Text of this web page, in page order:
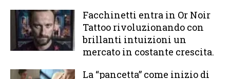
Facchinetti entra in Or Noir
Tattoo rivoluzionando con
brillanti intuizioni un
mercato in costante crescita.
La “pancetta” come inizio di